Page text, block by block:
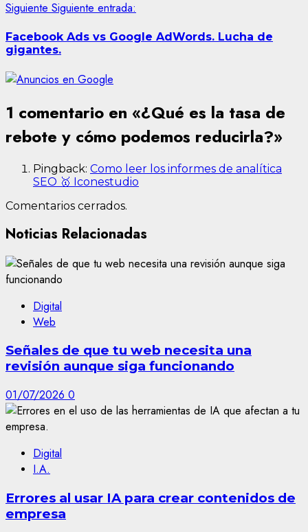
Siguiente Siguiente entrada:
Facebook Ads vs Google AdWords. Lucha de
gigantes.
1 comentario en «¿Qué es la tasa de
rebote y cómo podemos reducirla?»
Pingback: Como leer los informes de analítica
SEO 🥇 Iconestudio
Comentarios cerrados.
Noticias Relacionadas
Digital
Web
Señales de que tu web necesita una
revisión aunque siga funcionando
01/07/2026 0
Digital
I.A.
Errores al usar IA para crear contenidos de
empresa